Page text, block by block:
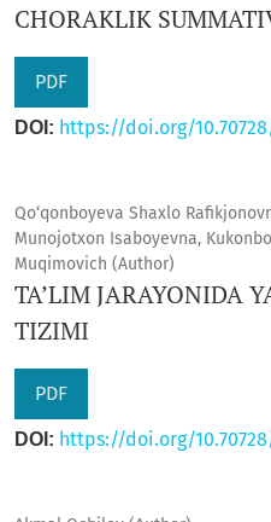
CHORAKLIK
PDF
DOI: https://doi.org/
Qo‘qonboyeva Shaxlo
Munojotxon Isaboyevna,
Muqimovich (Author)
TA’LIM JARAYONIDA
TIZIMI
PDF
DOI: https://doi.org/